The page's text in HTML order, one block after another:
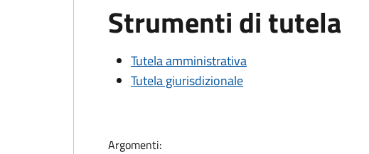
Strumenti di tutela
Tutela amministrativa
Tutela giurisdizionale
Argomenti: